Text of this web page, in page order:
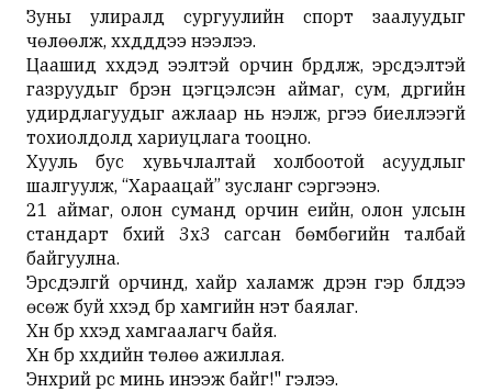
Зуны улиралд сургуулийн спорт заалуудыг
чөлөөлж, хүүхдүүддээ нээлээ.
Цаашид хүүхдэд ээлтэй орчин бүрдүүлж, эрсдэлтэй
газруудыг бүрэн цэгцэлсэн аймаг, сум, дүүргийн
удирдлагуудыг ажлаар нь үнэлж, үүргээ биелүүлээгүй
тохиолдолд хариуцлага тооцно.
Хууль бус хувьчлалтай холбоотой асуудлыг
шалгуулж, “Хараацай” зусланг сэргээнэ.
21 аймаг, олон суманд орчин үеийн, олон улсын
стандарт бүхий 3х3 сагсан бөмбөгийн талбай
байгуулна.
Эрсдэлгүй орчинд, хайр халамж дүүрэн гэр бүлдээ
өсөж буй хүүхэд бүр хамгийн үнэт баялаг.
Хүн бүр хүүхэд хамгаалагч байя.
Хүн бүр хүүхдийн төлөө ажиллая.
Энхрий үрс минь инээж байг!" гэлээ.